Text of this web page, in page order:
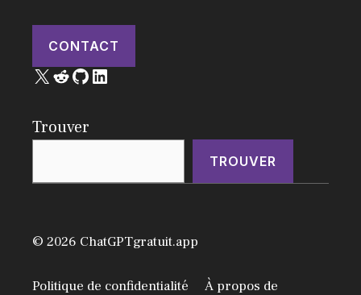
CONTACT
X Reddit
GitHub
LinkedIn
Trouver
TROUVER
© 2026 ChatGPTgratuit.app
Politique de confidentialité À propos de